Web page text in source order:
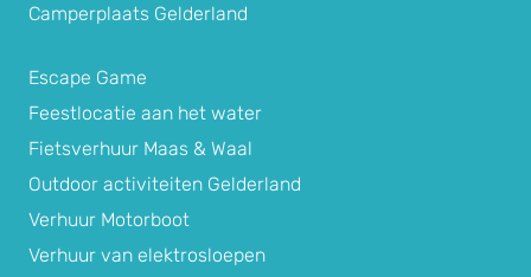
Camperplaats Gelderland
Escape Game
Feestlocatie aan het water
Fietsverhuur Maas & Waal
Outdoor activiteiten Gelderland
Verhuur Motorboot
Verhuur van elektrosloepen